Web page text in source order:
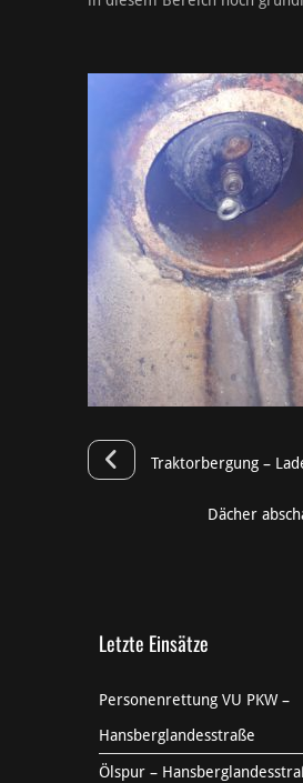
Traktorbergung –
Dächer
Letzte Einsätze
Personenrettung VU PKW –
Hansberglandesstraße
Ölspur –